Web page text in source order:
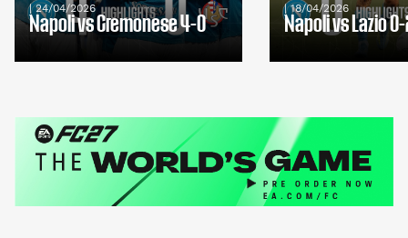
| 24/04/2026
Napoli vs Cremonese 4-0
| 18/04/2026
Napoli vs Lazio